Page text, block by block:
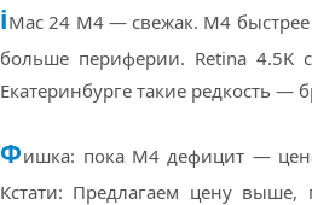
iMac 24 M4 — свежак. M4
больше периферии. Retina 4.5K
Екатеринбурге такие редкость —
Фишка: пока M4 дефицит —
Кстати: Предлагаем цену